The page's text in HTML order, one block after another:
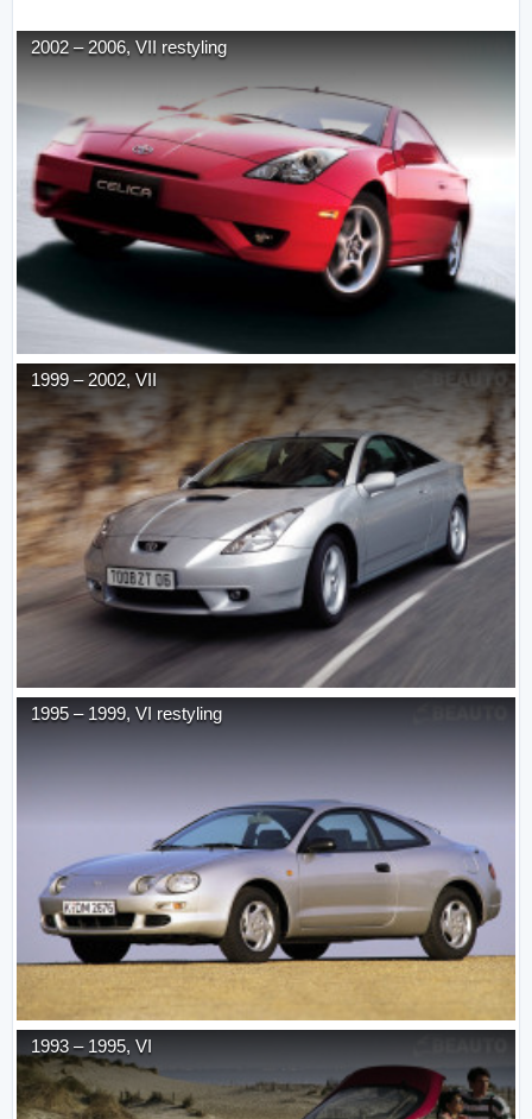
2002 – 2006, VII restyling
1999 – 2002, VII
1995 – 1999, VI restyling
1993 – 1995, VI